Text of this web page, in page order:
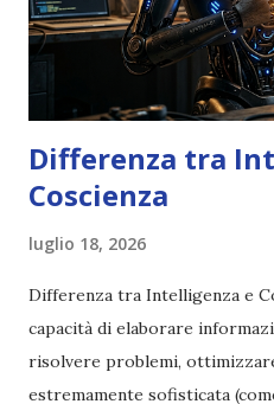
Differenza tra
Coscienza
luglio 18, 2026
Differenza tra Intelligenza e
capacità di elaborare
risolvere problemi,
estremamente sofisticata